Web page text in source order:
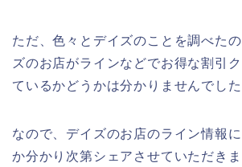
ただ、色々とデイズのことを調べた
ズのお店がラインなどでお得な割引
ているかどうかは分かりませんでした
なので、デイズのお店のライン情報
か分かり次第シェアさせていただき